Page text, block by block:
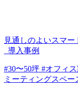
見通しのよいスマー
_導入事例
#30〜50坪 #オフィ
ミーティングスペ